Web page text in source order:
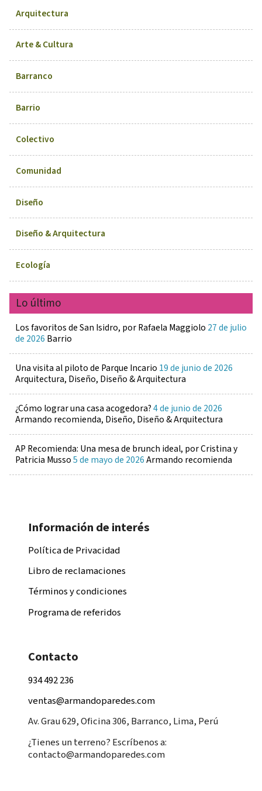
Arquitectura
Arte & Cultura
Barranco
Barrio
Colectivo
Comunidad
Diseño
Diseño & Arquitectura
Ecología
Lo último
Los favoritos de San Isidro, por Rafaela Maggiolo 27 de julio
de 2026 Barrio
Una visita al piloto de Parque Incario 19 de junio de 2026
Arquitectura, Diseño, Diseño & Arquitectura
¿Cómo lograr una casa acogedora?4 de junio de 2026
Armando recomienda, Diseño, Diseño & Arquitectura
AP Recomienda: Una mesa de brunch ideal, por Cristina y
Patricia Musso5 de mayo de 2026Armando recomienda
Información de interés
Política de Privacidad
Libro de reclamaciones
Términos y condiciones
Programa de referidos
Contacto
934 492 236
ventas@armandoparedes.com
Av. Grau 629, Oficina 306, Barranco, Lima, Perú
¿Tienes un terreno? Escríbenos a:
contacto@armandoparedes.com